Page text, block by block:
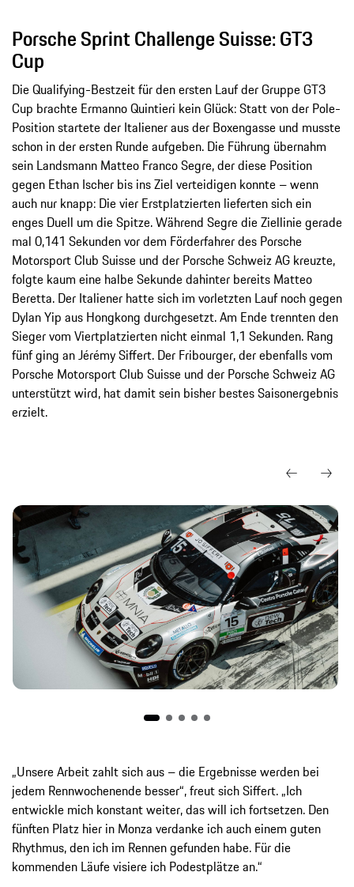
Porsche Sprint Challenge Suisse: GT3
Cup
Die Qualifying-Bestzeit für den ersten Lauf der Gruppe GT3
Cup brachte Ermanno Quintieri kein Glück: Statt von der Pole-
Position startete der Italiener aus der Boxengasse und musste
schon in der ersten Runde aufgeben. Die Führung übernahm
sein Landsmann Matteo Franco Segre, der diese Position
gegen Ethan Ischer bis ins Ziel verteidigen konnte – wenn
auch nur knapp: Die vier Erstplatzierten lieferten sich ein
enges Duell um die Spitze. Während Segre die Ziellinie gerade
mal 0,141 Sekunden vor dem Förderfahrer des Porsche
Motorsport Club Suisse und der Porsche Schweiz AG kreuzte,
folgte kaum eine halbe Sekunde dahinter bereits Matteo
Beretta. Der Italiener hatte sich im vorletzten Lauf noch gegen
Dylan Yip aus Hongkong durchgesetzt. Am Ende trennten den
Sieger vom Viertplatzierten nicht einmal 1,1 Sekunden. Rang
fünf ging an Jérémy Siffert. Der Fribourger, der ebenfalls vom
Porsche Motorsport Club Suisse und der Porsche Schweiz AG
unterstützt wird, hat damit sein bisher bestes Saisonergebnis
erzielt.
„Unsere Arbeit zahlt sich aus – die Ergebnisse werden bei
jedem Rennwochenende besser“, freut sich Siffert. „Ich
entwickle mich konstant weiter, das will ich fortsetzen. Den
fünften Platz hier in Monza verdanke ich auch einem guten
Rhythmus, den ich im Rennen gefunden habe. Für die
kommenden Läufe visiere ich Podestplätze an.“